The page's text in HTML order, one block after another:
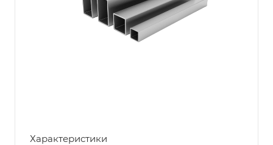
Характеристики